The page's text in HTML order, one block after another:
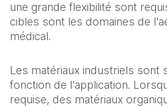
une grande flexibilité sont
cibles sont les domaines de
médical.
Les matériaux industriels sont
fonction de l'application.
requise, des matériaux